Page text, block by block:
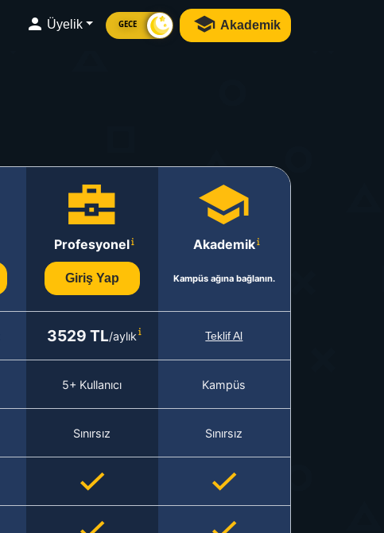
Üyelik GECE Akademik
Profesyonel
Giriş Yap
Akademik
Kampüs ağına bağlanın.
3529 TL/aylık Teklif Al
5+ Kullanıcı Kampüs
Sınırsız Sınırsız